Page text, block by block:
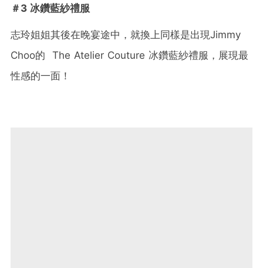
＃3 冰鑽藍紗禮服
志玲姐姐其後在晚宴途中，就換上同樣是出現Jimmy
Choo的 The Atelier Couture 冰鑽藍紗禮服，展現最
性感的一面！